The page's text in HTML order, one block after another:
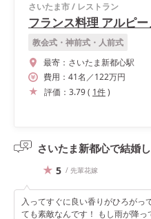
さいたま市/ レストラン
フランス料理 アルピー
教会式・神前式・人前式
最寄： さいたま新都心駅
費用： 41名 ／122万円
評価： 3.79( 1件)
さいたま新都心で結婚
5 / 先輩花嫁
入ってすぐに良い香りがひろがっ
ても素敵なんです！ もし雨が降